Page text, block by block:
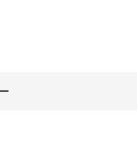
ーツ作りもご紹介します
洗浄する